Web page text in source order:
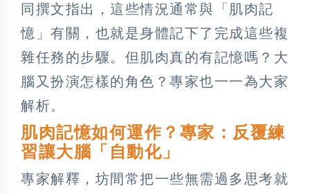
同撰文指出，這些情況通常與「肌肉記
憶」有關，也就是身體記下了完成這些複
雜任務的步驟。但肌肉真的有記憶嗎？大
腦又扮演怎樣的角色？專家也一一為大家
解析。
肌肉記憶如何運作？專家：反覆練
習讓大腦「自動化」
專家解釋，坊間常把一些無需過多思考就